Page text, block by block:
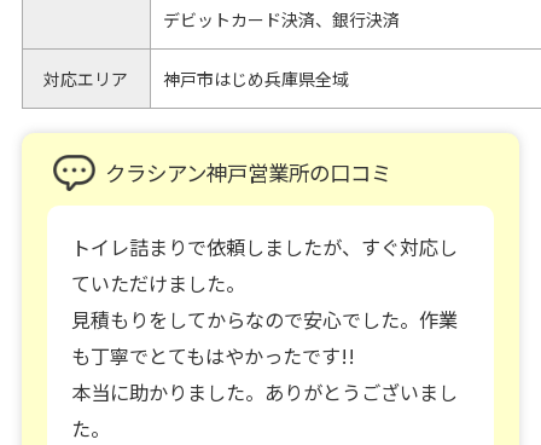
デビットカード決済、銀行決済
対応エリア 神戸市はじめ兵庫県全域
クラシアン神戸営業所の口コミ
トイレ詰まりで依頼しましたが、すぐ対応し
ていただけました。
見積もりをしてからなので安心でした。作業
も丁寧でとてもはやかったです!!
本当に助かりました。ありがとうございまし
た。